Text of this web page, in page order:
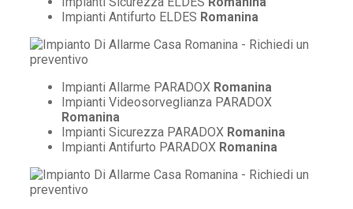
Impianti Antifurto ELDES Romanina
Impianti Allarme PARADOX Romanina
Impianti Videosorveglianza PARADOX
Romanina
Impianti Sicurezza PARADOX Romanina
Impianti Antifurto PARADOX Romanina